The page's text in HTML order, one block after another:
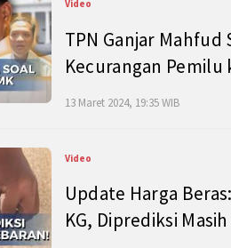
Video
TPN Ganjar Mahfud
Kecurangan Pemilu
13 Maret 2024, 19:35 WIB
Video
Update Harga
KG, Diprediksi